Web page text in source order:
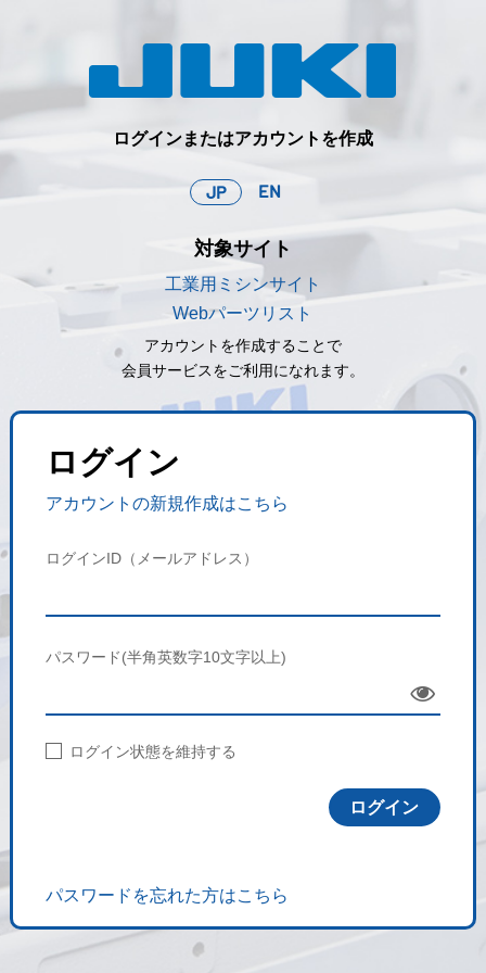
ログインまたはアカウントを作成
JP EN
対象サイト
工業用ミシンサイト
Webパーツリスト
アカウントを作成することで
会員サービスをご利用になれます。
ログイン
アカウントの新規作成はこちら
ログインID（メールアドレス）
パスワード(半角英数字10文字以上)
Sho
w
ログイン状態を維持する
パスワードを忘れた方はこちら